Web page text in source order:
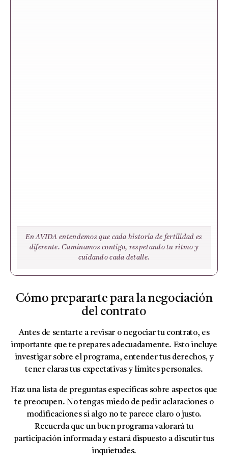
En AVIDA entendemos que cada historia de fertilidad es
diferente. Caminamos contigo, respetando tu ritmo y
cuidando cada detalle.
Cómo prepararte para la negociación
del contrato
Antes de sentarte a revisar o negociar tu contrato, es
importante que te prepares adecuadamente. Esto incluye
investigar sobre el programa, entender tus derechos, y
tener claras tus expectativas y límites personales.
Haz una lista de preguntas específicas sobre aspectos que
te preocupen. No tengas miedo de pedir aclaraciones o
modificaciones si algo no te parece claro o justo.
Recuerda que un buen programa valorará tu
participación informada y estará dispuesto a discutir tus
inquietudes.